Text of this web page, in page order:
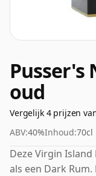
Pusser's
oud
Vergelijk 4 prijzen
ABV:40%Inhoud:70cl
Deze Virgin
als een Dark Rum.